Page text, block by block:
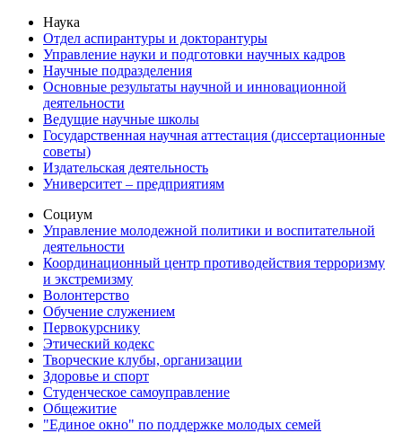
Наука
Отдел аспирантуры и докторантуры
Управление науки и подготовки научных кадров
Научные подразделения
Основные результаты научной и инновационной
деятельности
Ведущие научные школы
Государственная научная аттестация (диссертационные
советы)
Издательская деятельность
Университет – предприятиям
Социум
Управление молодежной политики и воспитательной
деятельности
Координационный центр противодействия терроризму
и экстремизму
Волонтерство
Обучение служением
Первокурснику
Этический кодекс
Творческие клубы, организации
Здоровье и спорт
Студенческое самоуправление
Общежитие
"Единое окно" по поддержке молодых семей